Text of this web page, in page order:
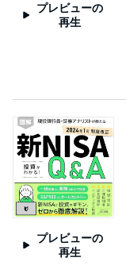
プレビューの
再生
プレビューの
再生